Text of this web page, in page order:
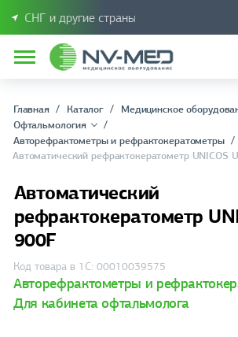
СНГ и другие страны
Главная Каталог
Медицинское
Офтальмология
Авторефрактометры и рефрактокератометры
Автоматический рефрактокератометр UNICOS
Автоматический
рефрактокератометр
900F
Код товара в 1С: 00010039575
Авторефрактометры и
Для кабинета офтальмолога